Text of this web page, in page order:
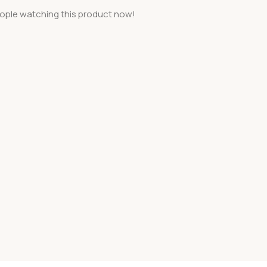
watching this product now!